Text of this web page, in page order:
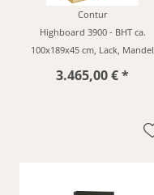
Contur
Highboard 3900 - BHT ca.
100x189x45 cm, Lack, Mandel
3.465,00 € *